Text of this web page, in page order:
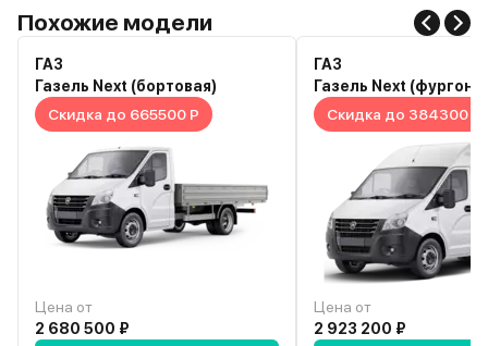
ее прожорливости, 15л на трассе
это слишком. Вот и думайте надо
ли оно вам, вернее “потянете
ли”?
машина в ремонте.
Похожие модели
ГАЗ
Газель Next (бортовая)
Скидка до 665500 Р
Цена от
2 680 500 ₽
ГАЗ
Газель Next (фургон)
Скидка до 384300 Р
Цена от
2 923 200 ₽